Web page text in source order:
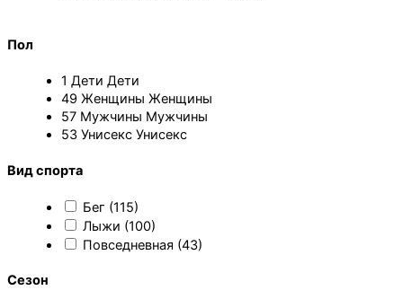
Пол
1 Дети Дети
49 Женщины Женщины
57 Мужчины Мужчины
53 Унисекс Унисекс
Вид спорта
Бег (115)
Лыжи (100)
Повседневная (43)
Сезон